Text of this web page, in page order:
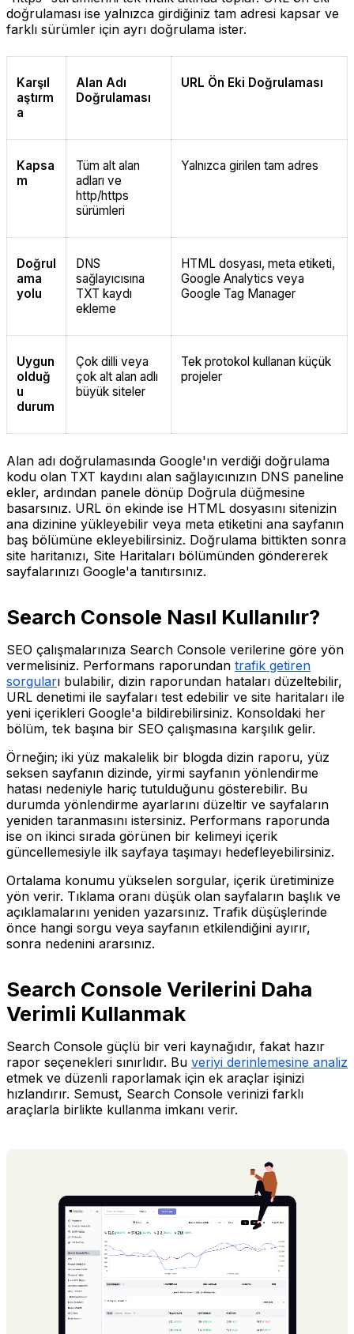
doğrulaması ise yalnızca girdiğiniz tam adresi kapsar ve
farklı sürümler için ayrı doğrulama ister.
Karşıl
aştırm
a
Alan Adı
Doğrulaması
URL Ön Eki Doğrulaması
Kapsa
m
Tüm alt alan
adları ve
http/https
sürümleri
Yalnızca girilen tam adres
Doğrul
ama
yolu
DNS
sağlayıcısına
TXT kaydı
ekleme
HTML dosyası, meta etiketi,
Google Analytics veya
Google Tag Manager
Uygun
olduğ
u
durum
Çok dilli veya
çok alt alan adlı
büyük siteler
Tek protokol kullanan küçük
projeler
Alan adı doğrulamasında Google'ın verdiği doğrulama
kodu olan TXT kaydını alan sağlayıcınızın DNS paneline
ekler, ardından panele dönüp Doğrula düğmesine
basarsınız. URL ön ekinde ise HTML dosyasını sitenizin
ana dizinine yükleyebilir veya meta etiketini ana sayfanın
baş bölümüne ekleyebilirsiniz. Doğrulama bittikten sonra
site haritanızı, Site Haritaları bölümünden göndererek
sayfalarınızı Google'a tanıtırsınız.
Search Console Nasıl Kullanılır?
SEO çalışmalarınıza Search Console verilerine göre yön
vermelisiniz. Performans raporundan trafik getiren
sorguları bulabilir, dizin raporundan hataları düzeltebilir,
URL denetimi ile sayfaları test edebilir ve site haritaları ile
yeni içerikleri Google'a bildirebilirsiniz. Konsoldaki her
bölüm, tek başına bir SEO çalışmasına karşılık gelir.
Örneğin; iki yüz makalelik bir blogda dizin raporu, yüz
seksen sayfanın dizinde, yirmi sayfanın yönlendirme
hatası nedeniyle hariç tutulduğunu gösterebilir. Bu
durumda yönlendirme ayarlarını düzeltir ve sayfaların
yeniden taranmasını istersiniz. Performans raporunda
ise on ikinci sırada görünen bir kelimeyi içerik
güncellemesiyle ilk sayfaya taşımayı hedefleyebilirsiniz.
Ortalama konumu yükselen sorgular, içerik üretiminize
yön verir. Tıklama oranı düşük olan sayfaların başlık ve
açıklamalarını yeniden yazarsınız. Trafik düşüşlerinde
önce hangi sorgu veya sayfanın etkilendiğini ayırır,
sonra nedenini ararsınız.
Search Console Verilerini Daha
Verimli Kullanmak
Search Console güçlü bir veri kaynağıdır, fakat hazır
rapor seçenekleri sınırlıdır. Bu veriyi derinlemesine analiz
etmek ve düzenli raporlamak için ek araçlar işinizi
hızlandırır. Semust, Search Console verinizi farklı
araçlarla birlikte kullanma imkanı verir.